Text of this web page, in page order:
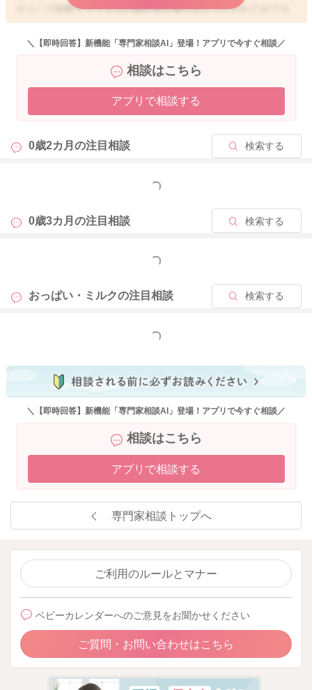
そうして回数でトータルの哺乳量を稼げるようにされてみては
いかがでしょうか？
また寝ぼけたタイミングであげてみてもいいと思います。
またミルクを飲んでの反応の仕方も、個人差があると思います
いうことで、小さなパックのものかでも、試しに飲ませ続けて
みてはいかがでしょうか？
飲んでくれる量が増えることで、またうんちの出方が変わるこ
2025/10/2 9:18
＼【即時回答】新機能「専門家相談AI」登場！アプリで今すぐ相談／
相談はこちら
アプリで相談する
0歳2カ月の注目相談 検索する
もっと見る
0歳3カ月の注目相談 検索する
もっと見る
おっぱい・ミルクの注目相談 検索する
もっと見る
＼【即時回答】新機能「専門家相談AI」登場！アプリで今すぐ相談／
相談はこちら
アプリで相談する
専門家相談トップへ
ご利用のルールとマナー
ベビーカレンダーへのご意見をお聞かせください
ご質問・お問い合わせはこちら